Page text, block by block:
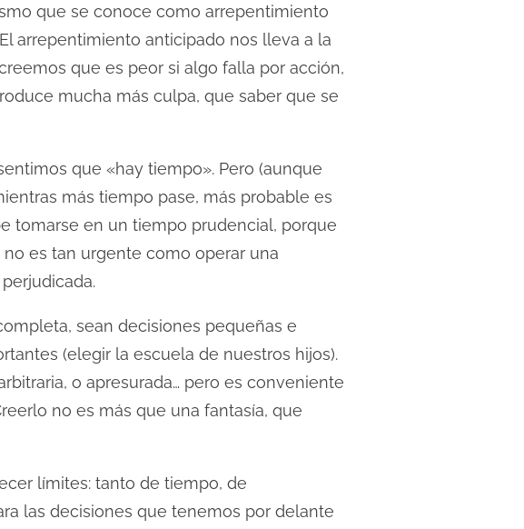
que se conoce como arrepentimiento
arrepentimiento anticipado nos lleva a la
que es peor si algo falla por acción,
mucha más culpa, que saber que se
que «hay tiempo». Pero (aunque
más tiempo pase, más probable es
tomarse en un tiempo prudencial, porque
es tan urgente como operar una
sean decisiones pequeñas e
(elegir la escuela de nuestros hijos).
o apresurada… pero es conveniente
no es más que una fantasía, que
límites: tanto de tiempo, de
las decisiones que tenemos por delante